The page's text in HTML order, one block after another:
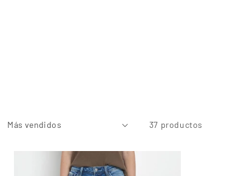
37 productos